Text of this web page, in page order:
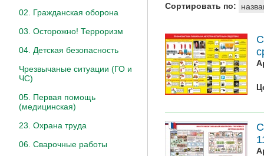
02. Гражданская оборона
03. Осторожно! Терроризм
04. Детская безопасность
Чрезвычаные ситуации (ГО и
ЧС)
05. Первая помощь
(медицинская)
23. Охрана труда
06. Сварочные работы
Сортировать по: